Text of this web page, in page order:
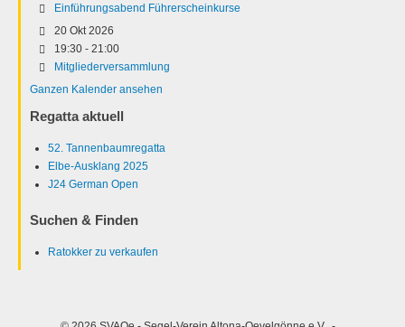
Einführungsabend Führerscheinkurse
20 Okt 2026
19:30 - 21:00
Mitgliederversammlung
Ganzen Kalender ansehen
Regatta aktuell
52. Tannenbaumregatta
Elbe-Ausklang 2025
J24 German Open
Suchen & Finden
Ratokker zu verkaufen